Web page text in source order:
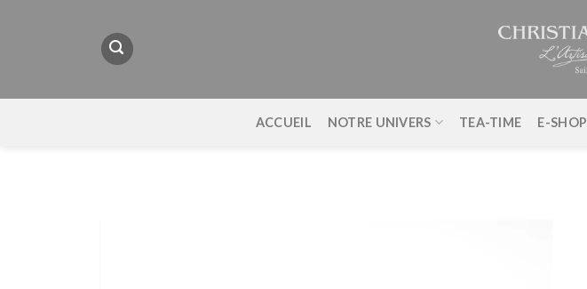
ACCUEIL NOTRE UNIVERS TEA-TIME E-SHOP